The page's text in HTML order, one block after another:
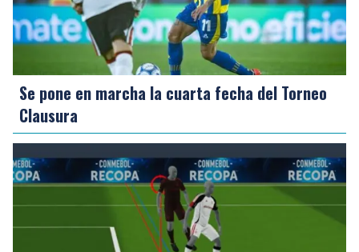
Se pone en marcha la cuarta fecha del Torneo
Clausura